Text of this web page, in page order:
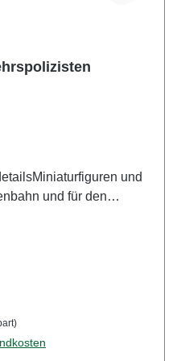
und
und für den
MertenArtikelnummer:
TeilenEAN: